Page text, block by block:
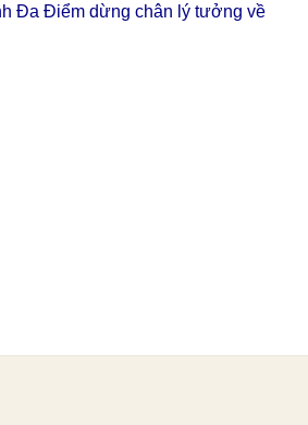
Đa Điểm dừng chân lý tưởng về